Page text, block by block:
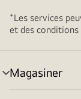
+Les services
et des conditions
Magasiner
menu
basculement